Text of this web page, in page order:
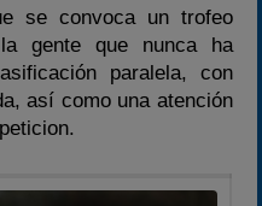
se convoca un trofeo
gente que nunca ha
paralela, con
así como una atención